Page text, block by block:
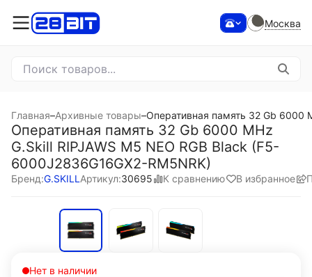
Москва
Главная–Архивные товары–Оперативная память 32 Gb 6000
Оперативная память 32 Gb 6000 MHz
G.Skill RIPJAWS M5 NEO RGB Black (F5-
6000J2836G16GX2-RM5NRK)
Бренд:G.SKILL Артикул:30695 К сравнению В избранное
Нет в наличии